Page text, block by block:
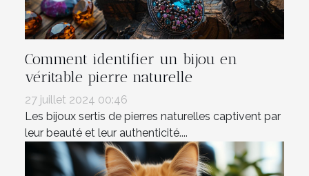
Comment identifier un bijou en
véritable pierre naturelle
27 juillet 2024 00:46
Les bijoux sertis de pierres naturelles captivent par
leur beauté et leur authenticité....